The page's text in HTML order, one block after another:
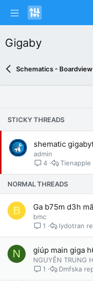
Gigaby
Schematics -
STICKY THREADS
shematic
admin
4
Tienapple
NORMAL THREADS
B Ga b75m d3h
bmc
1
lydotran
N giúp main giga
NGUYỄN TRUNG
1
Dmfska